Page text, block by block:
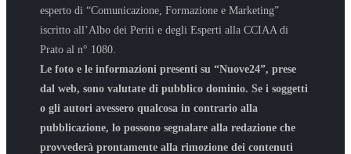
esperto di “Comunicazione, Formazione e Marketing”
iscritto all’Albo dei Periti e degli Esperti alla CCIAA di
Prato al n° 1080.
Le foto e le informazioni presenti su “Nuove24”, prese
dal web, sono valutate di pubblico dominio. Se i soggetti
o gli autori avessero qualcosa in contrario alla
pubblicazione, lo possono segnalare alla redazione che
provvederà prontamente alla rimozione dei contenuti